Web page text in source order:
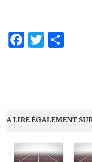
Facebook
A LIRE ÉGALEMENT